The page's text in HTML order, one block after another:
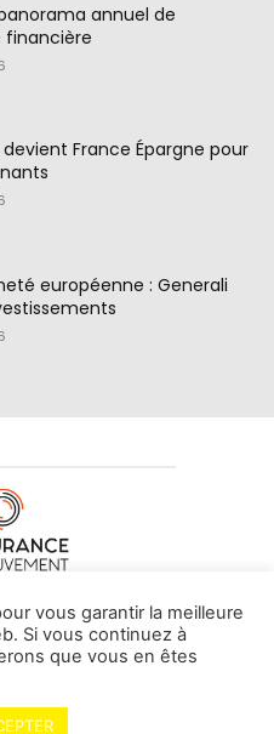
panorama annuel de
financière
devient France Épargne pour
européenne : Generali
•CONTACT
Vovoxx Média
vous garantir la meilleure
Si vous continuez à
que vous en êtes